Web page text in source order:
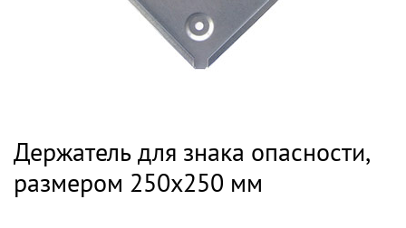
Держатель для знака опасности,
размером 250х250 мм